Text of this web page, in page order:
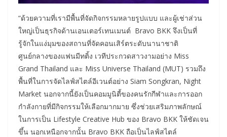
“ด้วยความที่เรามีพื้นที่จัดกิจกรรมหลายรูปแบบ และผู้เช่าส่วน
ใหญ่เป็นธุรกิจด้านเอนเตอร์เทนเมนต์ Bravo BKK จึงเป็นที่
รู้จักในแง่มุมของสถานที่จัดคอนเสิร์ตระดับนานาชาติ
ศูนย์กลางของแฟนมีทติ้ง เวทีประกวดสาวงามอย่าง Miss
Grand Thailand และ Miss Universe Thailand (MUT) รวมถึง
พื้นที่ในการจัดไลฟ์สไตล์อีเวนต์อย่าง Siam Songkran, Night
Market นอกจากนี้ยังเป็นคอมมูนิตี้ของคนรักกีฬาและการออก
กำลังกายที่มีกิจกรรมให้เลือกมากมาย ซึ่งช่วยเสริมภาพลักษณ์
ในการเป็น Lifestyle Creative Hub ของ Bravo BKK ให้ชัดเจน
ขึ้น นอกเหนือกจากนั้น Bravo BKK ถือเป็นไลฟ์สไตล์